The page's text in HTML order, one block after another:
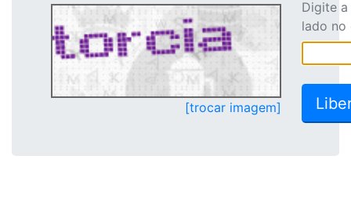
[trocar imagem]
Digite
lado no